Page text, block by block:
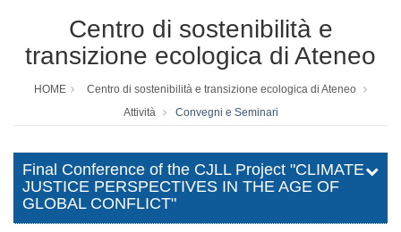
Centro di sostenibilità e
transizione ecologica di Ateneo
HOME
Centro di sostenibilità e transizione ecologica di Ateneo
Attività
Convegni e Seminari
Final Conference of the CJLL Project "CLIMATE
JUSTICE PERSPECTIVES IN THE AGE OF
GLOBAL CONFLICT"